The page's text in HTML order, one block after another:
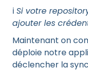
ℹ️ Si votre
ajouter les
Maintenant on
déploie notre
déclencher la